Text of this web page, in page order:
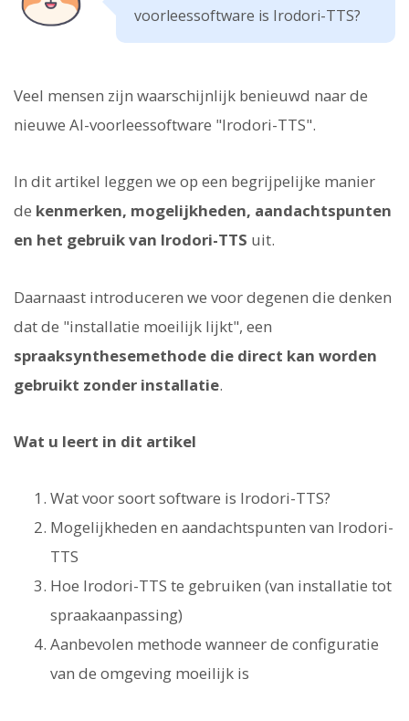
voorleessoftware is Irodori-TTS?
Veel mensen zijn waarschijnlijk benieuwd naar de
nieuwe AI-voorleessoftware "Irodori-TTS".
In dit artikel leggen we op een begrijpelijke manier
de kenmerken, mogelijkheden, aandachtspunten
en het gebruik van Irodori-TTS uit.
Daarnaast introduceren we voor degenen die denken
dat de "installatie moeilijk lijkt", een
spraaksynthesemethode die direct kan worden
gebruikt zonder installatie.
Wat u leert in dit artikel
Wat voor soort software is Irodori-TTS?
Mogelijkheden en aandachtspunten van Irodori-
TTS
Hoe Irodori-TTS te gebruiken (van installatie tot
spraakaanpassing)
Aanbevolen methode wanneer de configuratie
van de omgeving moeilijk is